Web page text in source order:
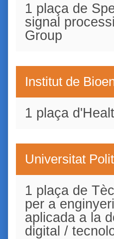
1 plaça de
signal
Group
Institut de
1 plaça
Universitat
1 plaça de
per a
aplicada a la
digital /